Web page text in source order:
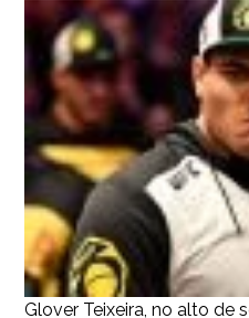
Glover Teixeira, no alto de